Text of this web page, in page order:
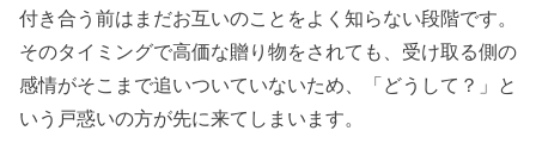
付き合う前はまだお互いのことをよく知らない段階です。
そのタイミングで高価な贈り物をされても、受け取る側の
感情がそこまで追いついていないため、「どうして？」と
いう戸惑いの方が先に来てしまいます。